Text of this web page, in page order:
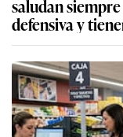
saludan
defensiva y